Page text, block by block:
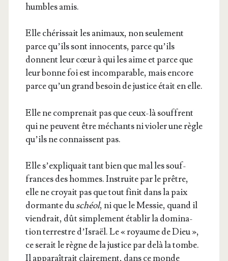
humbles amis.
Elle ché­ris­sait les ani­maux, non seule­ment
parce qu’ils sont inno­cents, parce qu’ils
donnent leur cœur à qui les aime et parce que
leur bonne foi est incom­pa­rable, mais encore
parce qu’un grand besoin de jus­tice était en elle.
Elle ne com­pre­nait pas que ceux-là souffrent
qui ne peuvent être méchants ni vio­ler une règle
qu’ils ne connaissent pas.
Elle s’ex­pli­quait tant bien que mal les souf­
frances des hommes. Ins­truite par le prêtre,
elle ne croyait pas que tout finit dans la paix
dor­mante duschéol, ni que le Mes­sie, quand il
vien­drait, dût sim­ple­ment éta­blir la domi­na­
tion ter­restre d’Is­raël. Le « royaume de Dieu »,
ce serait le règne de la jus­tice par delà la tombe.
Il appa­raî­trait clai­re­ment, dans ce monde